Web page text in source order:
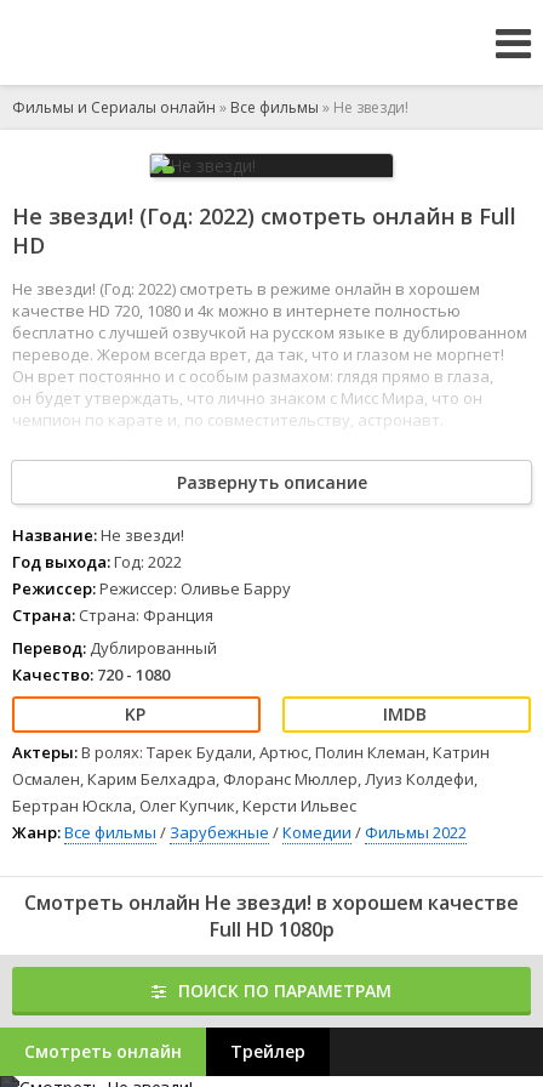
Фильмы и Сериалы онлайн » Все фильмы » Не звезди!
Не звезди! (Год: 2022) смотреть онлайн в Full
HD
Не звезди! (Год: 2022) смотреть в режиме онлайн в хорошем
качестве HD 720, 1080 и 4к можно в интернете полностью
бесплатно с лучшей озвучкой на русском языке в дублированном
переводе. Жером всегда врет, да так, что и глазом не моргнет!
Он врет постоянно и с особым размахом: глядя прямо в глаза,
он будет утверждать, что лично знаком с Мисс Мира, что он
чемпион по карате и, по совместительству, астронавт.
Но однажды Жером просыпается в мире, где вся его ложь
становится правдой и все выдуманное начинает происходить
с ним на самом деле.
1 234 5 6 78
Развернуть описание
Название:Не звезди!
Год выхода:Год: 2022
Режиссер:Режиссер: Оливье Барру
Страна: Страна: Франция
Перевод: Дублированный
Качество: 720 - 1080
Актеры:В ролях: Тарек Будали, Артюс, Полин Клеман, Катрин
Осмален, Карим Белхадра, Флоранс Мюллер, Луиз Колдефи,
Бертран Юскла, Олег Купчик, Керсти Ильвес
Жанр:Все фильмы / Зарубежные /Комедии /Фильмы 2022
Смотреть онлайн Не звезди! в хорошем качестве
Full HD 1080p
ПОИСК ПО ПАРАМЕТРАМ
Смотреть онлайн Трейлер